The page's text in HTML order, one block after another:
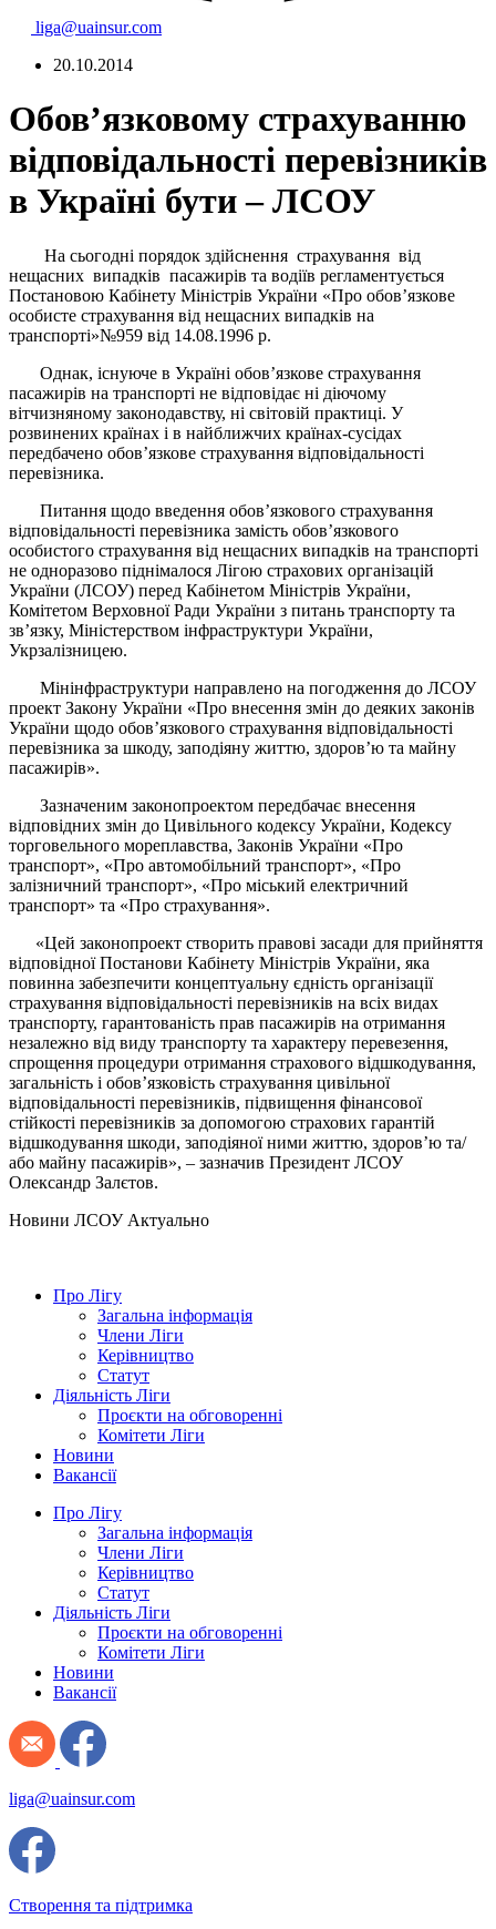
liga@uainsur.com
20.10.2014
Обов’язковому страхуванню
відповідальності перевізників
в Україні бути – ЛСОУ
На сьогодні порядок здійснення страхування від
нещасних випадків пасажирів та водіїв регламентується
Постановою Кабінету Міністрів України «Про обов’язкове
особисте страхування від нещасних випадків на
транспорті»№959 від 14.08.1996 р.
Однак, існуюче в Україні обов’язкове страхування
пасажирів на транспорті не відповідає ні діючому
вітчизняному законодавству, ні світовій практиці. У
розвинених країнах і в найближчих країнах-сусідах
передбачено обов’язкове страхування відповідальності
перевізника.
Питання щодо введення обов’язкового страхування
відповідальності перевізника замість обов’язкового
особистого страхування від нещасних випадків на транспорті
не одноразово піднімалося Лігою страхових організацій
України (ЛСОУ) перед Кабінетом Міністрів України,
Комітетом Верховної Ради України з питань транспорту та
зв’язку, Міністерством інфраструктури України,
Укрзалізницею.
Мінінфраструктури направлено на погодження до ЛСОУ
проект Закону України «Про внесення змін до деяких законів
України щодо обов’язкового страхування відповідальності
перевізника за шкоду, заподіяну життю, здоров’ю та майну
пасажирів».
Зазначеним законопроектом передбачає внесення
відповідних змін до Цивільного кодексу України, Кодексу
торговельного мореплавства, Законів України «Про
транспорт», «Про автомобільний транспорт», «Про
залізничний транспорт», «Про міський електричний
транспорт» та «Про страхування».
«Цей законопроект створить правові засади для прийняття
відповідної Постанови Кабінету Міністрів України, яка
повинна забезпечити концептуальну єдність організації
страхування відповідальності перевізників на всіх видах
транспорту, гарантованість прав пасажирів на отримання
незалежно від виду транспорту та характеру перевезення,
спрощення процедури отримання страхового відшкодування,
загальність і обов’язковість страхування цивільної
відповідальності перевізників, підвищення фінансової
стійкості перевізників за допомогою страхових гарантій
відшкодування шкоди, заподіяної ними життю, здоров’ю та/
або майну пасажирів», – зазначив Президент ЛСОУ
Олександр Залєтов.
Hовини ЛСОУ Актуально
Про Лігу
Загальна інформація
Члени Ліги
Керівництво
Статут
Діяльність Ліги
Проєкти на обговоренні
Комітети Ліги
Новини
Вакансії
Про Лігу
Загальна інформація
Члени Ліги
Керівництво
Статут
Діяльність Ліги
Проєкти на обговоренні
Комітети Ліги
Новини
Вакансії
liga@uainsur.com
Створення та підтримка